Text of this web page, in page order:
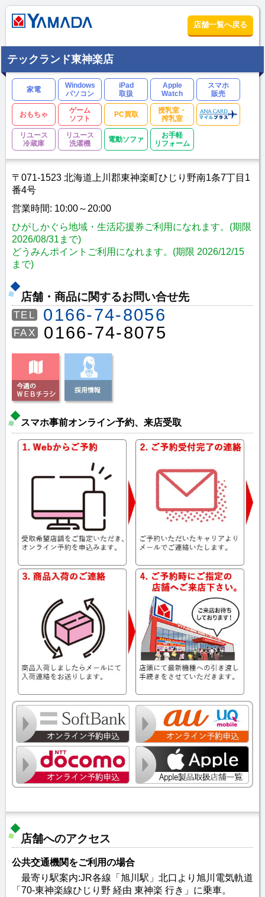
店舗一覧へ戻る
テックランド東神楽店
家電
Windows
パソコン
iPad
取扱
Apple
Watch
スマホ
販売
おもちゃ
ゲーム
ソフト
PC買取
授乳室・
搾乳室
リユース
冷蔵庫
リユース
洗濯機
電動ソファ
お手軽
リフォーム
〒071-1523 北海道上川郡東神楽町ひじり野南1条7丁目1
番4号
営業時間: 10:00～20:00
ひがしかぐら地域・生活応援券ご利用になれます。(期限
2026/08/31まで)
どうみんポイントご利用になれます。(期限 2026/12/15
まで)
店舗・商品に関するお問い合せ先
TEL 0166-74-8056
FAX 0166-74-8075
スマホ事前オンライン予約、来店受取
店舗へのアクセス
公共交通機関をご利用の場合
最寄り駅案内:JR各線「旭川駅」北口より旭川電気軌道
「70-東神楽線ひじり野 経由 東神楽 行き」に乗車。